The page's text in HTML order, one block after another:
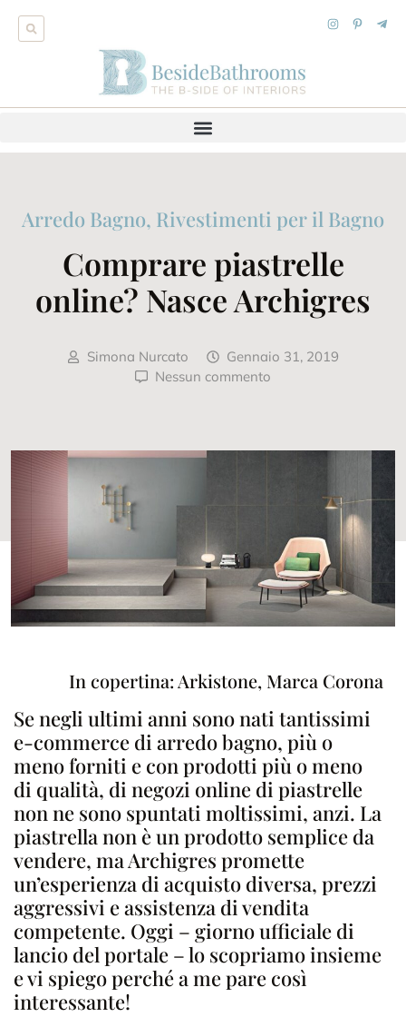
Arredo Bagno, Rivestimenti per il Bagno
Comprare piastrelle
online? Nasce Archigres
Simona Nurcato
Gennaio 31, 2019
Nessun commento
In copertina: Arkistone, Marca Corona
Se negli ultimi anni sono nati tantissimi
e-commerce di arredo bagno, più o
meno forniti e con prodotti più o meno
di qualità, di negozi online di piastrelle
non ne sono spuntati moltissimi, anzi. La
piastrella non è un prodotto semplice da
vendere, ma Archigres promette
un’esperienza di acquisto diversa, prezzi
aggressivi e assistenza di vendita
competente. Oggi – giorno ufficiale di
lancio del portale – lo scopriamo insieme
e vi spiego perché a me pare così
interessante!